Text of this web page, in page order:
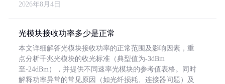
2026年8月4日
光模块接收功率多少是正常
本文详细解答光模块接收功率的正常范围及影响因素，重
点分析千兆光模块的收光标准（典型值为-3dBm
至-24dBm），并提供不同速率光模块的参考值表格。同时
解释功率异常的常见原因（如光纤损耗、连接器问题）及